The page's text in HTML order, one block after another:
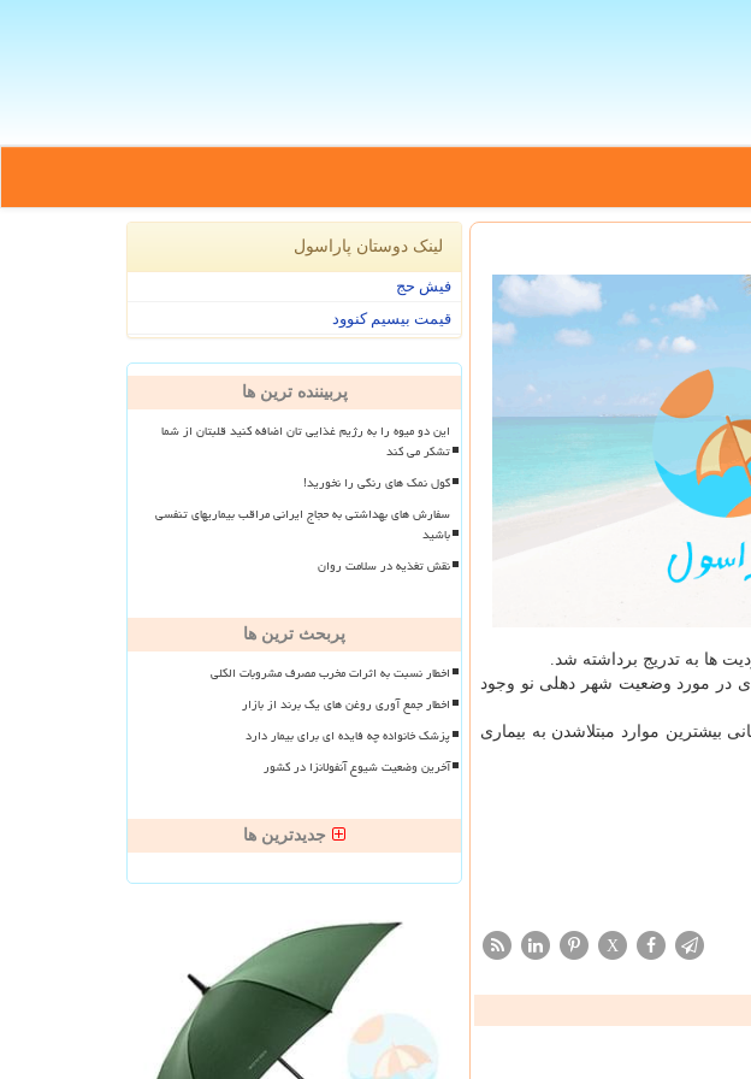
ها به تدریج برداشته شد.
ای در مورد وضعیت شهر دهلی نو وجود
بیشترین موارد مبتلاشدن به بیماری
X
لینک دوستان پاراسول
فیش حج
قیمت بیسیم کنوود
پربیننده ترین ها
این دو میوه را به رژیم غذایی تان اضافه کنید قلبتان از شما
تشکر می کند
گول نمک های رنگی را نخورید!
سفارش های بهداشتی به حجاج ایرانی مراقب بیماریهای تنفسی
باشید
نقش تغذیه در سلامت روان
پربحث ترین ها
اخطار نسبت به اثرات مخرب مصرف مشروبات الکلی
اخطار جمع آوری روغن های یک برند از بازار
پزشک خانواده چه فایده ای برای بیمار دارد
آخرین وضعیت شیوع آنفولانزا در کشور
جدیدترین ها